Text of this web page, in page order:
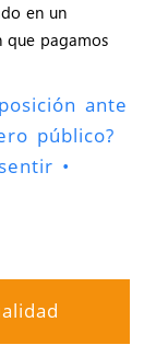
en un
que pagamos
ante
público?
•